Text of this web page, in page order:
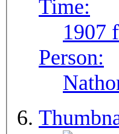
Time:
1907
Person: